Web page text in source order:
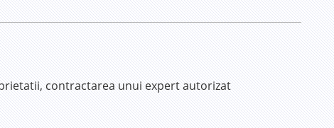
contractarea unui expert autorizat